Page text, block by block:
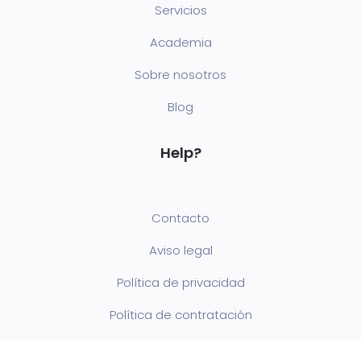
Servicios
Academia
Sobre nosotros
Blog
Help?
Contacto
Aviso legal
Política de privacidad
Política de contratación